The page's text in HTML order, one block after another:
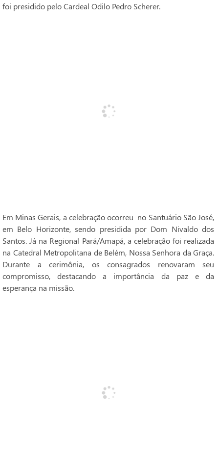
foi presidido pelo Cardeal Odilo Pedro Scherer.
Em Minas Gerais, a celebração ocorreu no Santuário São José,
em Belo Horizonte, sendo presidida por Dom Nivaldo dos
Santos. Já na Regional Pará/Amapá, a celebração foi realizada
na Catedral Metropolitana de Belém, Nossa Senhora da Graça.
Durante a cerimônia, os consagrados renovaram seu
compromisso, destacando a importância da paz e da
esperança na missão.